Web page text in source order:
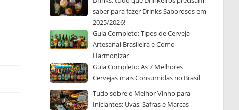
saber para fazer Drinks Saborosos em
2025/2026!
Guia Completo: Tipos de Cerveja
Artesanal Brasileira e Como
Harmonizar
Guia Completo: As 7 Melhores
Cervejas mais Consumidas no Brasil
Tudo sobre o Melhor Vinho para
Iniciantes: Uvas, Safras e Marcas